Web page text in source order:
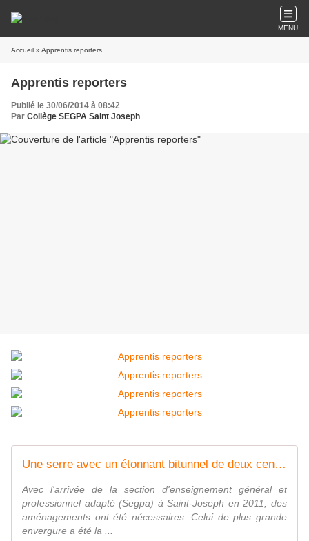
MENU
Accueil » Apprentis reporters
Apprentis reporters
Publié le 30/06/2014 à 08:42
Par Collège SEGPA Saint Joseph
Une serre avec un étonnant bitunnel de deux cent soixante-cinq mètres carrés
Avec l'arrivée de la section d'enseignement général et
professionnel adapté (Segpa) à Saint-Joseph en 2011, des
aménagements ont été nécessaires. Celui de plus grande
envergure a été la ...